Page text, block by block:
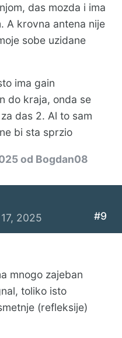
das mozda i ima
A krovna antena nije
sobe uzidane
ima gain
do kraja, onda se
das 2. Al to sam
bi sta sprzio
od Bogdan08
2025 #9
mnogo zajeban
toliko isto
(refleksije)